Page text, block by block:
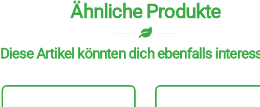
Ähnliche Produkte
Diese Artikel könnten dich ebenfalls